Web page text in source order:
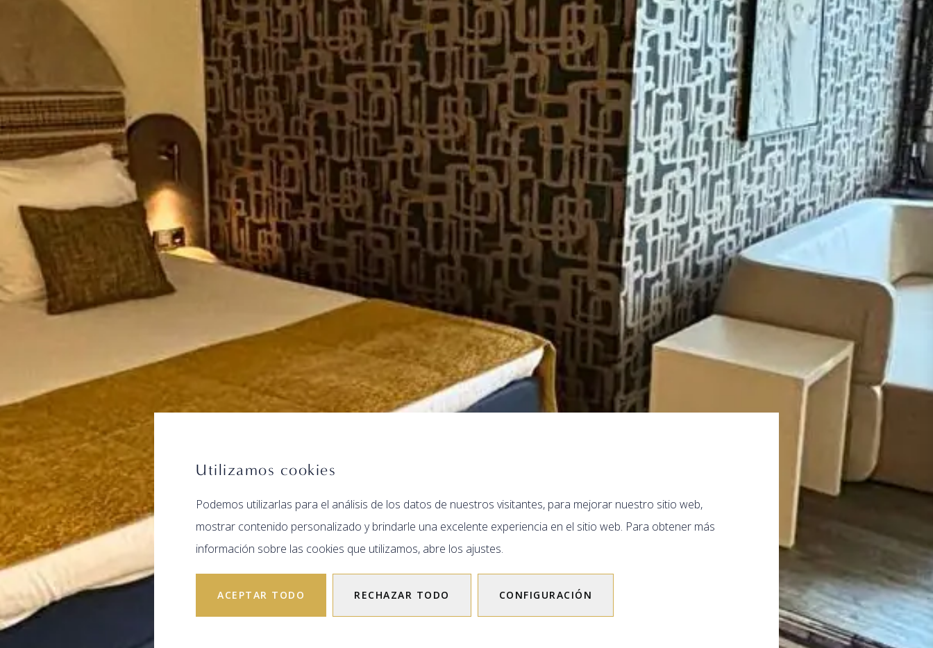
Utilizamos cookies
Podemos utilizarlas para el análisis de los datos de nuestros visitantes, para mejorar nuestro sitio web,
mostrar contenido personalizado y brindarle una excelente experiencia en el sitio web. Para obtener más
información sobre las cookies que utilizamos, abre los ajustes.
ACEPTAR TODO RECHAZAR TODO CONFIGURACIÓN